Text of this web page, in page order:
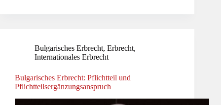
Bulgarisches Erbrecht, Erbrecht,
Internationales Erbrecht
Bulgarisches Erbrecht: Pflichtteil und
Pflichtteilsergänzungsanspruch